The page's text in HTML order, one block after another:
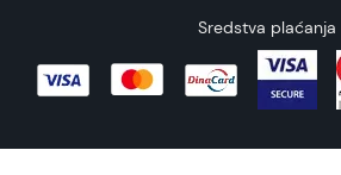
Sredstva plaćanja